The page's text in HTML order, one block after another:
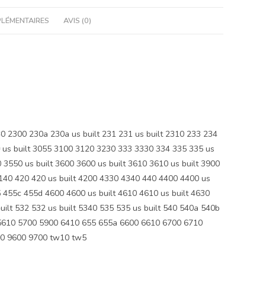
AVIS (0)
2300 230a 230a us built 231 231 us built 2310 233 234
built 3055 3100 3120 3230 333 3330 334 335 335 us
us built 3600 3600 us built 3610 3610 us built 3900
420 420 us built 4200 4330 4340 440 4400 4400 us
455d 4600 4600 us built 4610 4610 us built 4630
532 532 us built 5340 535 535 us built 540 540a 540b
5700 5900 6410 655 655a 6600 6610 6700 6710
9600 9700 tw10 tw5